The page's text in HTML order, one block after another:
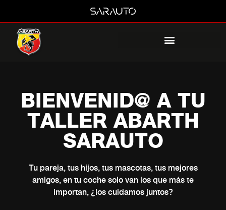
BIENVENID@ A TU
TALLER ABARTH
SARAUTO
Tu pareja, tus hijos, tus mascotas, tus mejores
amigos, en tu coche solo van los que más te
importan, ¿los cuidamos juntos?